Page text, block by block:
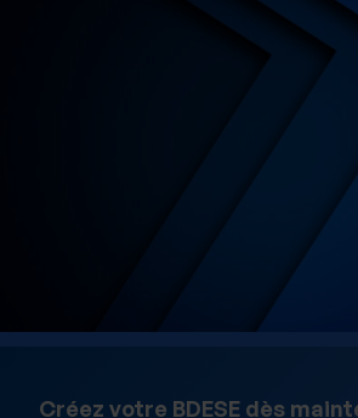
des Editions Tissot et de BDESE
politique de protection des données
Créez votre BDESE dès